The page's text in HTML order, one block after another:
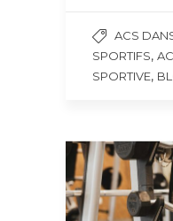
ACS
SPORTIFS,
SPORTIVE,